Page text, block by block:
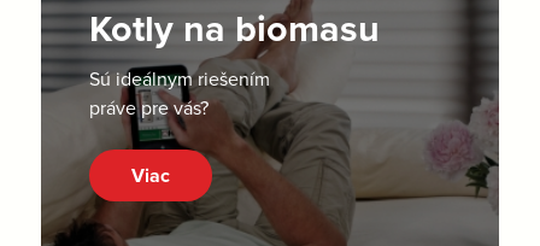
Kotly na biomasu
Sú ideálnym riešením
práve pre vás?
Viac